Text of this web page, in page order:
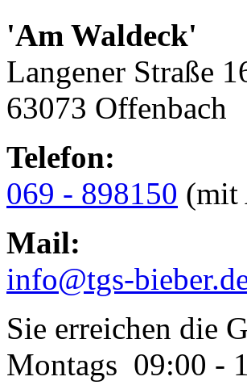
'Am Waldeck'
Langener Straße
63073 Offenbach
Telefon:
069 - 898150 (mit
Mail:
info@tgs-
Sie erreichen die
Montags 09:00 -